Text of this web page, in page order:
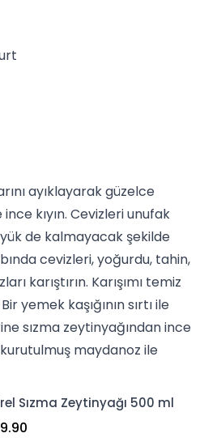
ayıklayarak güzelce
ince kıyın. Cevizleri unufak
de kalmayacak şekilde
cevizleri, yoğurdu, tahin,
karıştırın. Karışımı temiz
yemek kaşığının sırtı ile
sızma zeytinyağından ince
maydanoz ile
Sızma Zeytinyağı 500 ml